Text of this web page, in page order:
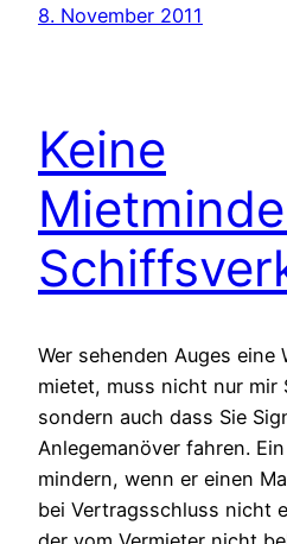
8. November 2011
Keine
Wer sehenden Auges eine
mietet, muss nicht nur mir
sondern auch dass Sie
Anlegemanöver fahren.
mindern, wenn er einen
bei Vertragsschluss nicht